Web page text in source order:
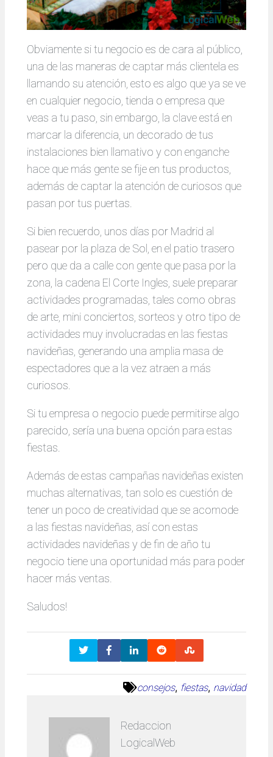
Obviamente si tu negocio es de cara al público,
una de las maneras de captar más clientela es
llamando su atención, esto es algo que ya se ve
en cualquier negocio, tienda o empresa que
veas a tu paso, sin embargo, la clave está en
marcar la diferencia, un decorado de tus
instalaciones bien llamativo y con enganche
hace que más gente se fije en tus productos,
además de captar la atención de curiosos que
pasan por tus puertas.
Si bien recuerdo, unos días por Madrid al
pasear por la plaza de Sol, en el patio trasero
pero que da a calle con gente que pasa por la
zona, la cadena El Corte Ingles, suele preparar
actividades programadas, tales como obras
de arte, mini conciertos, sorteos y otro tipo de
actividades muy involucradas en las fiestas
navideñas, generando una amplia masa de
espectadores que a la vez atraen a más
curiosos.
Si tu empresa o negocio puede permitirse algo
parecido, sería una buena opción para estas
fiestas.
Además de estas campañas navideñas existen
muchas alternativas, tan solo es cuestión de
tener un poco de creatividad que se acomode
a las fiestas navideñas, así con estas
actividades navideñas y de fin de año tu
negocio tiene una oportunidad más para poder
hacer más ventas.
Saludos!
consejos, fiestas, navidad
Redaccion
LogicalWeb